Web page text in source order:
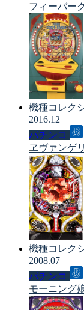
フィーバー
機種コレク
2016.12
パチンコ
ヱヴァンゲ
機種コレク
2008.07
パチンコ
モーニング娘